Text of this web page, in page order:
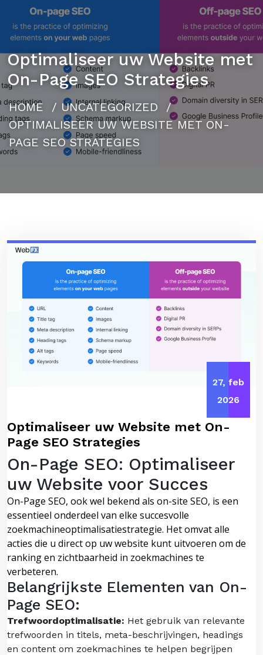
Optimaliseer uw Website met
On-Page SEO Strategies
HOME / UNCATEGORIZED /
OPTIMALISEER UW WEBSITE MET ON-
PAGE SEO STRATEGIES
27, feb
2026
Optimaliseer uw Website met On-
Page SEO Strategies
On-Page SEO: Optimaliseer
uw Website voor Succes
On-Page SEO, ook wel bekend als on-site SEO, is een
essentieel onderdeel van elke succesvolle
zoekmachineoptimalisatiestrategie. Het omvat alle
acties die u direct op uw website kunt uitvoeren om de
ranking en zichtbaarheid in zoekmachines te
verbeteren.
Belangrijkste Elementen van On-
Page SEO:
Trefwoordoptimalisatie: Het gebruik van relevante
trefwoorden in titels, meta-beschrijvingen, headings
en content om zoekmachines te helpen begrijpen